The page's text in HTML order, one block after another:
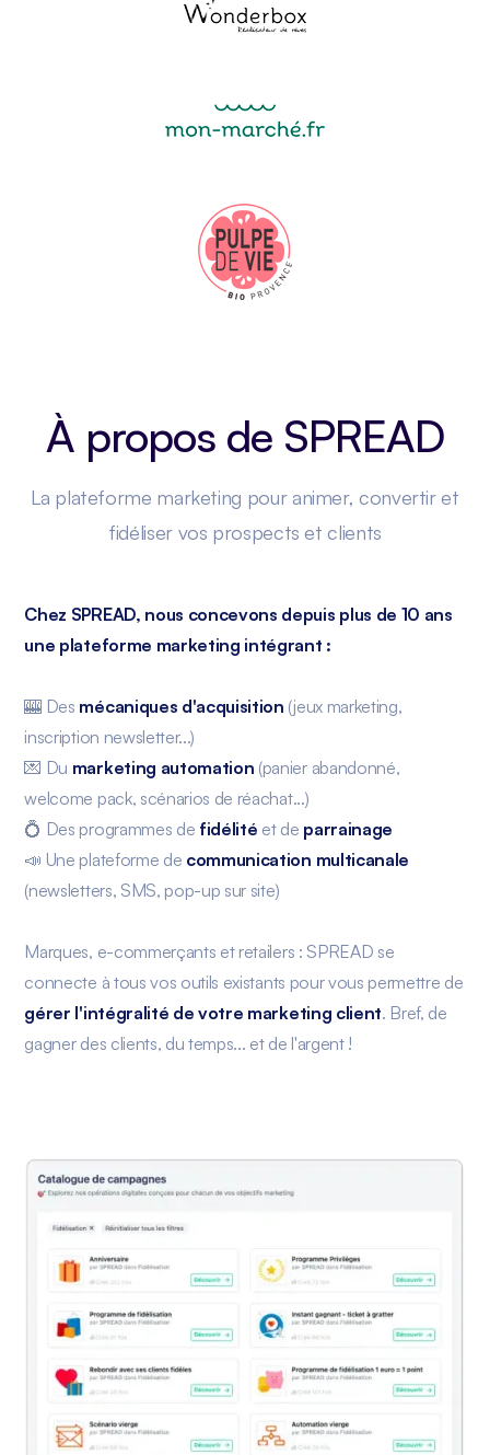
À propos de SPREAD
La plateforme marketing pour animer, convertir et
fidéliser vos prospects et clients
Chez SPREAD, nous concevons depuis plus de 10 ans
une plateforme marketing intégrant :
🎰 Des mécaniques d'acquisition (jeux marketing,
inscription newsletter...)
💌 Du marketing automation (panier abandonné,
welcome pack, scénarios de réachat...)
💍 Des programmes de fidélité et de parrainage
📣 Une plateforme de communication multicanale
(newsletters, SMS, pop-up sur site)
Marques, e-commerçants et retailers : SPREAD se
connecte à tous vos outils existants pour vous permettre de
gérer l'intégralité de votre marketing client. Bref, de
gagner des clients, du temps... et de l'argent !